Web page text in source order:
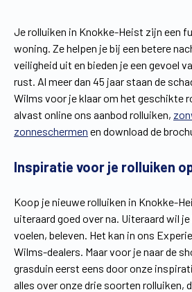
Vind een verdeler
Gratis brochure
Contact
Extra
Jobs
Wilms World
NL
Je rolluiken in Knokke-Heist zijn een
woning. Ze helpen je bij een betere
veiligheid uit en bieden je een gevoel
rust. Al meer dan 45 jaar staan de
Wilms voor je klaar om het geschikte
alvast online ons aanbod rolluiken,
zonneschermen en download de
Inspiratie voor je rolluiken
Koop je nieuwe rolluiken in Knokke-
uiteraard goed over na. Uiteraard wil
voelen, beleven. Het kan in ons
Wilms-dealers. Maar voor je naar de
grasduin eerst eens door onze
alles over onze drie soorten rolluiken,